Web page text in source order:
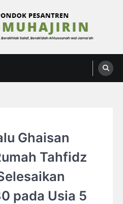
– Berakidah Ahlussunah wal Jamaah
Ghaisan
Tahfidz
pada Usia 5